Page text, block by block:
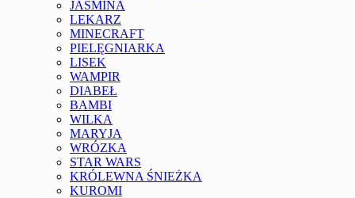
JASMINA
LEKARZ
MINECRAFT
PIELĘGNIARKA
LISEK
WAMPIR
DIABEŁ
BAMBI
WILKA
MARYJA
WRÓZKA
STAR WARS
KRÓLEWNA ŚNIEŻKA
KUROMI